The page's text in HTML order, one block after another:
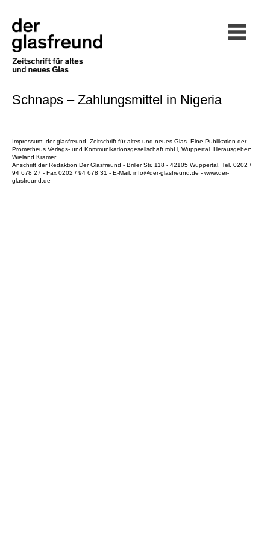
Schnaps – Zahlungsmittel in Nigeria
Impressum: der glasfreund. Zeitschrift für altes und neues Glas. Eine Publikation der
Prometheus Verlags- und Kommunikationsgesellschaft mbH , Wuppertal. Herausgeber:
Wieland Kramer.
Anschrift der Redaktion Der Glasfreund - Briller Str. 118 - 42105 Wuppertal. Tel. 0202 /
94 678 27 - Fax 0202 / 94 678 31 - E-Mail: info@der-glasfreund.de - www.der-
glasfreund.de